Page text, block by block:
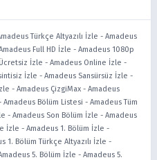
Türkçe Altyazılı İzle - Amadeus
Full HD İzle - Amadeus 1080p
İzle - Amadeus Online İzle -
İzle - Amadeus Sansürsüz İzle -
- Amadeus ÇizgiMax - Amadeus
Amadeus Bölüm Listesi - Amadeus Tüm
- Amadeus Son Bölüm İzle - Amadeus
İzle - Amadeus 1. Bölüm İzle -
1. Bölüm Türkçe Altyazılı İzle -
5. Bölüm İzle - Amadeus 5.